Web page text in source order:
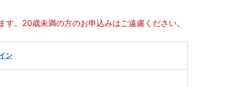
。20歳未満の方のお申込みはご遠慮ください。
ン